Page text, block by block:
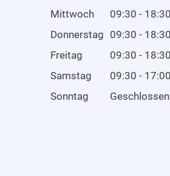
Mittwoch
09:30 - 18:30
Donnerstag 09:30 - 18:30
Freitag
09:30 - 18:30
Samstag
09:30 - 17:00
Sonntag
Geschlossen